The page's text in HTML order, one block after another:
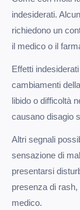
indesiderati.
richiedono un
il medico o il
Effetti
cambiamenti
libido o difficoltà
causano disagio
Altri segnali
sensazione di
presentarsi
presenza di
medico.